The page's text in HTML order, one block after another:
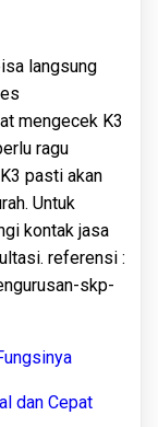
langsung
mengecek K3
ragu
pasti akan
Untuk
kontak jasa
referensi :
skp-
dan Cepat